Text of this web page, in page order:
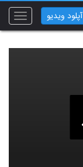
Toggle
آپلود ویدیو